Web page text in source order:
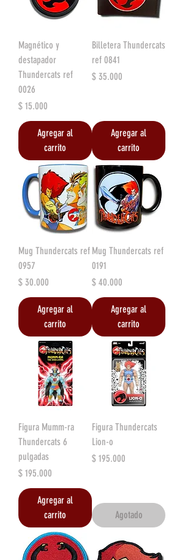
Magnético y
destapador
Thundercats ref
0026
Precio
$ 15.000
Agregar al
carrito
Billetera Thundercats
ref 0841
Precio
$ 35.000
Agregar al
carrito
Mug Thundercats ref
0957
Precio
$ 30.000
Agregar al
carrito
Mug Thundercats ref
0191
Precio
$ 40.000
Agregar al
carrito
Figura Mumm-ra
Thundercats 6
pulgadas
Precio
$ 195.000
Agregar al
carrito
Figura Thundercats
Lion-o
Precio
$ 195.000
Agotado